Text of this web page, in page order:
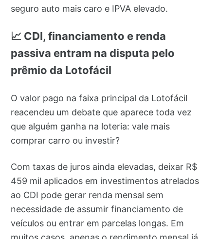
seguro auto mais caro e IPVA elevado.
📈 CDI, financiamento e renda
passiva entram na disputa pelo
prêmio da Lotofácil
O valor pago na faixa principal da Lotofácil
reacendeu um debate que aparece toda vez
que alguém ganha na loteria: vale mais
comprar carro ou investir?
Com taxas de juros ainda elevadas, deixar R$
459 mil aplicados em investimentos atrelados
ao CDI pode gerar renda mensal sem
necessidade de assumir financiamento de
veículos ou entrar em parcelas longas. Em